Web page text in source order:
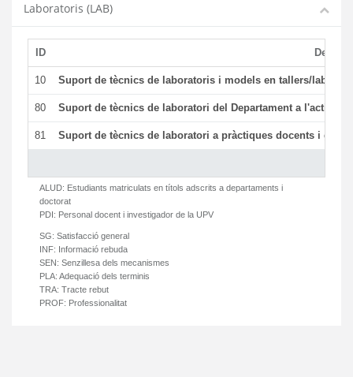
Laboratoris (LAB)
ID
10 Suport de tècnics de laboratoris i models en tallers/
80 Suport de tècnics de laboratori del Departament a l'activitat
81 Suport de tècnics de laboratori a pràctiques docents i
ALUD: Estudiants matriculats en títols adscrits a departaments i
doctorat
PDI: Personal docent i investigador de la UPV
SG: Satisfacció general
INF: Informació rebuda
SEN: Senzillesa dels mecanismes
PLA: Adequació dels terminis
TRA: Tracte rebut
PROF: Professionalitat